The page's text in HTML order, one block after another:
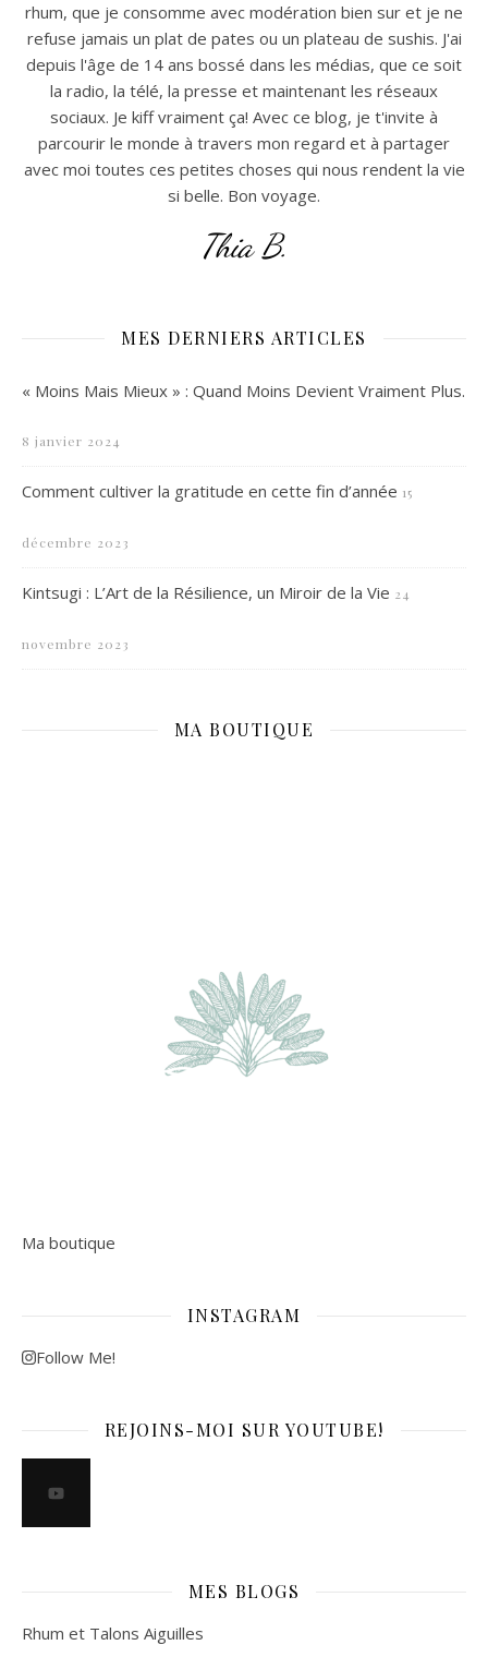
rhum, que je consomme avec modération bien sur et je ne
refuse jamais un plat de pates ou un plateau de sushis. J'ai
depuis l'âge de 14 ans bossé dans les médias, que ce soit
la radio, la télé, la presse et maintenant les réseaux
sociaux. Je kiff vraiment ça! Avec ce blog, je t'invite à
parcourir le monde à travers mon regard et à partager
avec moi toutes ces petites choses qui nous rendent la vie
si belle. Bon voyage.
Thia B.
MES DERNIERS ARTICLES
« Moins Mais Mieux » : Quand Moins Devient Vraiment Plus.
8 janvier 2024
Comment cultiver la gratitude en cette fin d’année 15
décembre 2023
Kintsugi : L’Art de la Résilience, un Miroir de la Vie 24
novembre 2023
MA BOUTIQUE
Ma boutique
INSTAGRAM
Follow Me!
REJOINS-MOI SUR YOUTUBE!
MES BLOGS
Rhum et Talons Aiguilles